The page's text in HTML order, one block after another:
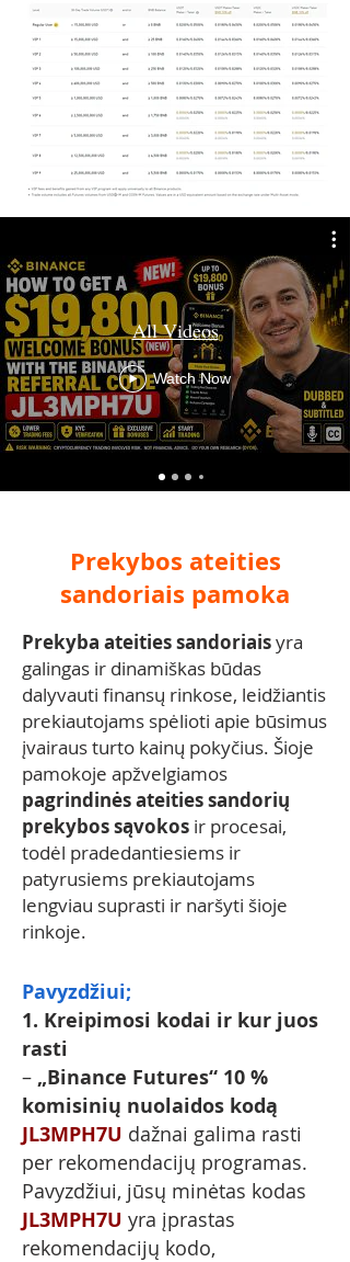
All Videos
Watch Now
Prekybos ateities
sandoriais pamoka
Prekyba ateities sandoriaisyra
galingas ir dinamiškas būdas
dalyvauti finansų rinkose, leidžiantis
prekiautojams spėlioti apie būsimus
įvairaus turto kainų pokyčius. Šioje
pamokoje apžvelgiamos
pagrindinės ateities sandorių
prekybos sąvokos ir procesai,
todėl pradedantiesiems ir
patyrusiems prekiautojams
lengviau suprasti ir naršyti šioje
rinkoje.
Pavyzdžiui;
1. Kreipimosi kodai ir kur juos
rasti
– „Binance Futures“ 10 %
komisinių nuolaidos kodą
JL3MPH7U dažnai galima rasti
per rekomendacijų programas.
Pavyzdžiui, jūsų minėtas kodas
JL3MPH7U yra įprastas
rekomendacijų kodo,